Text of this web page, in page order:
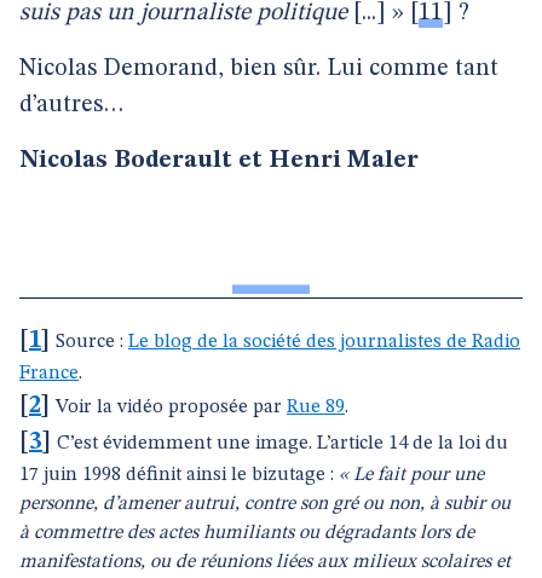
suis pas un journaliste politique [...] » 11 ?
Nicolas Demorand, bien sûr. Lui comme tant
d’autres…
Nicolas Boderault et Henri Maler
1 Source : Le blog de la société des journalistes de Radio
France.
2 ]Voir la vidéo proposée par Rue 89.
3
C’est évidemment une image. L’article 14 de la loi du
17 juin 1998 définit ainsi le bizutage : « Le fait pour une
personne, d’amener autrui, contre son gré ou non, à subir ou
à commettre des actes humiliants ou dégradants lors de
manifestations, ou de réunions liées aux milieux scolaires et